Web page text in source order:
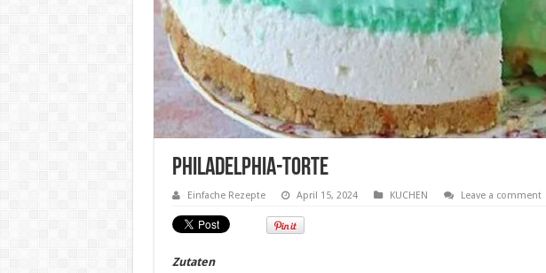
Philadelphia-Torte
Einfache Rezepte April 15, 2024 KUCHEN Leave a comment
Zutaten